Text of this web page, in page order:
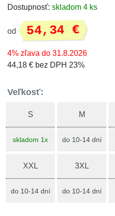
Dostupnosť: skladom 4 ks
od 54,34 €
4% zľava do 31.8.2026
44,18 € bez DPH 23%
Veľkosť:
S
skladom 1x
M
do 10-14 dní
XXL
do 10-14 dní
3XL
do 10-14 dní